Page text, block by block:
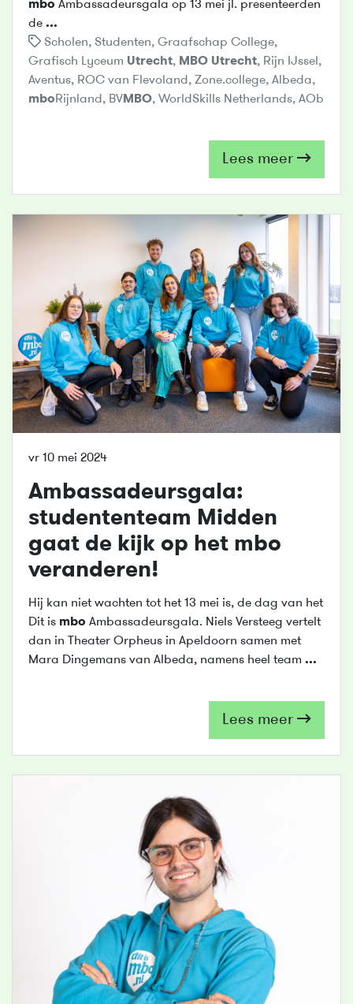
mbo Ambassadeursgala op 13 mei jl. presenteerden
de ...
Scholen, Studenten, Graafschap College,
Grafisch Lyceum Utrecht, MBO Utrecht, Rijn IJssel ,
Aventus, ROC van Flevoland , Zone.college, Albeda,
mboRijnland , BVMBO, WorldSkills Netherlands, AOb
Lees meer
vr 10 mei 2024
Ambassadeursgala:
studententeam Midden
gaat de kijk op het mbo
veranderen!
Hij kan niet wachten tot het 13 mei is, de dag van het
Dit is mbo Ambassadeursgala. Niels Versteeg vertelt
dan in Theater Orpheus in Apeldoorn samen met
Mara Dingemans van Albeda, namens heel team ...
Lees meer